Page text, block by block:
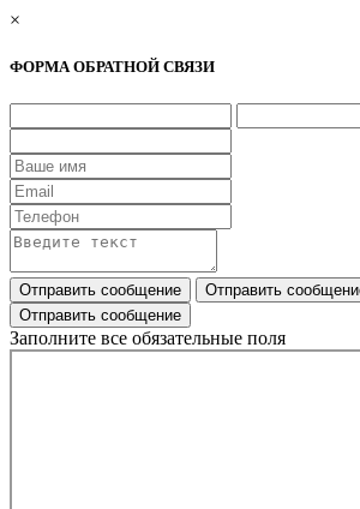
×
ФОРМА ОБРАТНОЙ СВЯЗИ
Заполните все обязательные поля